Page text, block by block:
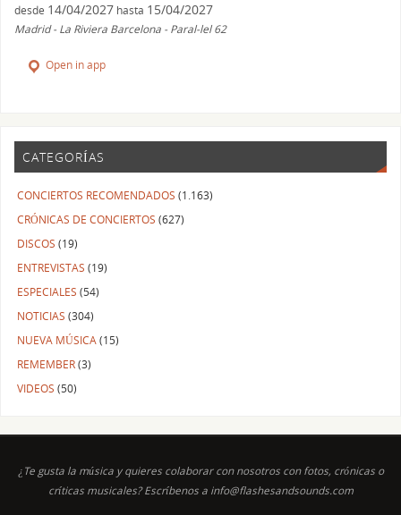
desde 14/04/2027 hasta 15/04/2027
Madrid - La Riviera Barcelona - Paral-lel 62
Open in app
CATEGORÍAS
CONCIERTOS RECOMENDADOS (1.163)
CRÓNICAS DE CONCIERTOS (627)
DISCOS (19)
ENTREVISTAS (19)
ESPECIALES (54)
NOTICIAS (304)
NUEVA MÚSICA(15)
REMEMBER(3)
VIDEOS (50)
¿Te gusta la música y quieres colaborar con nosotros con fotos, crónicas o
críticas musicales? Escríbenos a info@flashesandsounds.com